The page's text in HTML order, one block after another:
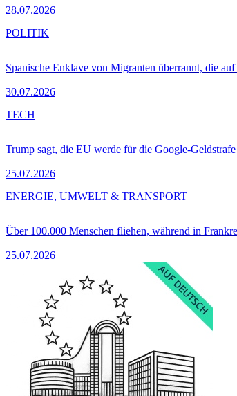
28.07.2026
Spanische Enklave von Migranten überrannt, die
30.07.2026
POLITIK
Trump sagt, die EU werde für die Google-Geldstrafe
25.07.2026
TECH
Über 100.000 Menschen fliehen, während in
25.07.2026
ENERGIE, UMWELT & TRANSPORT